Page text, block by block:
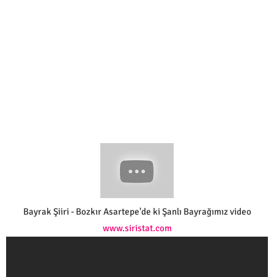
Bayrak Şiiri - Bozkır Asartepe'de ki Şanlı Bayrağımız video
www.siristat.com